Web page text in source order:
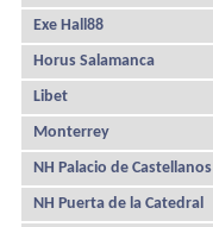
Exe Hall88
Horus Salamanca
Libet
Monterrey
NH Palacio de Castellanos
NH Puerta de la Catedral